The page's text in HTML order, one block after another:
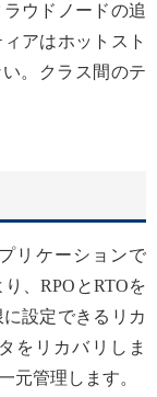
ウドノードの追
アはホットスト
。クラス間のテ
リケーションで
、RPOとRTOを
設定できるリカ
をリカバリしま
元管理します。